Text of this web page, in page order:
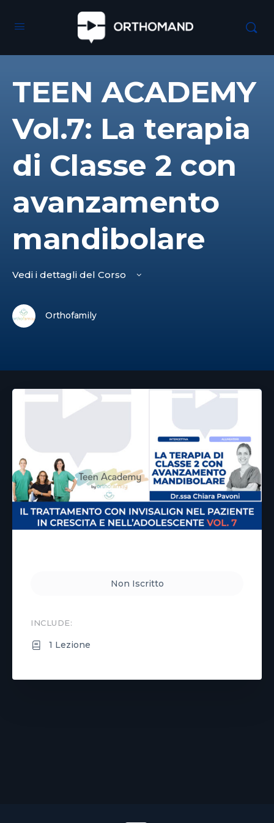
TEEN ACADEMY
Vol.7: La terapia
di Classe 2 con
avanzamento
mandibolare
Vedi i dettagli del Corso
Orthofamily
Non Iscritto
INCLUDE:
1 Lezione